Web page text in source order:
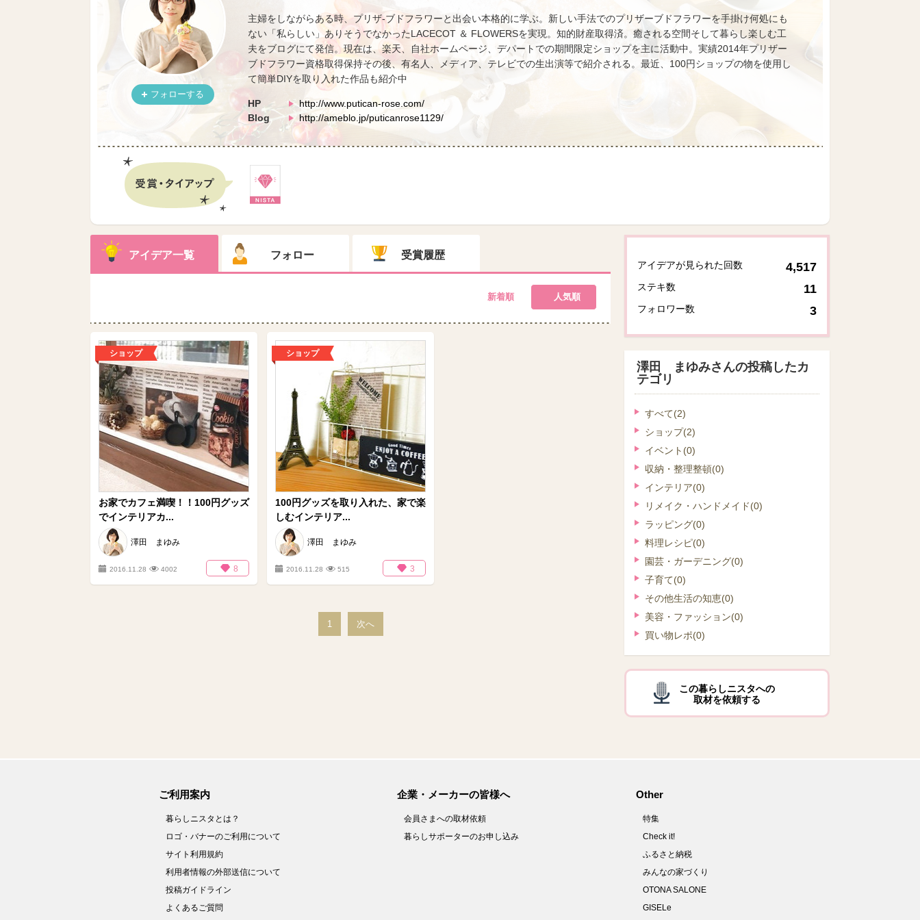
主婦をしながらある時、プリザ-ブドフラワーと出会い本格的に学ぶ。新しい手法でのプリザーブドフラワーを手掛け何処にも
ない「私らしい」ありそうでなかったLACECOT ＆ FLOWERSを実現。知的財産取得済。癒される空間そして暮らし楽しむ工
夫をブログにて発信。現在は、楽天、自社ホームページ、デパートでの期間限定ショップを主に活動中。実績2014年プリザー
ブドフラワー資格取得保持その後、有名人、メディア、テレビでの生出演等で紹介される。最近、100円ショップの物を使用し
て簡単DIYを取り入れた作品も紹介中
HP
http://www.putican-rose.com/
Blog
http://ameblo.jp/puticanrose1129/
フォローする
アイデア一覧 フォロー 受賞履歴
新着順 人気順
ショップ
お家でカフェ満喫！！100円グッズ
でインテリアカ...
澤田 まゆみ
2016.11.28 4002 8
ショップ
100円グッズを取り入れた、家で楽
しむインテリア...
澤田 まゆみ
2016.11.28 515 3
1 次へ
アイデアが見られた回数 4,517
ステキ数 11
フォロワー数 3
澤田 まゆみさんの投稿したカ
テゴリ
すべて(2)
ショップ(2)
イベント (0)
収納・整理整頓(0)
インテリア(0)
リメイク・ハンドメイド(0)
ラッピング(0)
料理レシピ(0)
園芸・ガーデニング(0)
子育て(0)
その他生活の知恵(0)
美容・ファッション(0)
買い物レポ(0)
この暮らしニスタへの
取材を依頼する
ご利用案内
暮らしニスタとは？
ロゴ・バナーのご利用について
サイト利用規約
利用者情報の外部送信について
投稿ガイドライン
よくあるご質問
企業・メーカーの皆様へ
会員さまへの取材依頼
暮らしサポーターのお申し込み
Other
特集
Check it!
ふるさと納税
みんなの家づくり
OTONA SALONE
GISELe